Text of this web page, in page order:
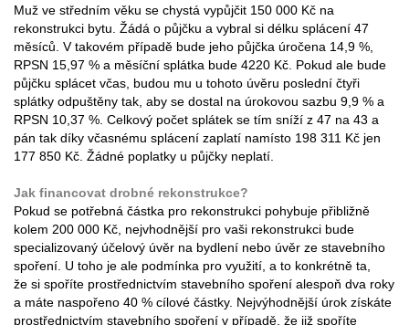
Muž ve středním věku se chystá vypůjčit 150 000 Kč na
rekonstrukci bytu. Žádá o půjčku a vybral si délku splácení 47
měsíců. V takovém případě bude jeho půjčka úročena 14,9 %,
RPSN 15,97 % a měsíční splátka bude 4220 Kč. Pokud ale bude
půjčku splácet včas, budou mu u tohoto úvěru poslední čtyři
splátky odpuštěny tak, aby se dostal na úrokovou sazbu 9,9 % a
RPSN 10,37 %. Celkový počet splátek se tím sníží z 47 na 43 a
pán tak díky včasnému splácení zaplatí namísto 198 311 Kč jen
177 850 Kč. Žádné poplatky u půjčky neplatí.
Jak financovat drobné rekonstrukce?
Pokud se potřebná částka pro rekonstrukci pohybuje přibližně
kolem 200 000 Kč, nejvhodnější pro vaši rekonstrukci bude
specializovaný účelový úvěr na bydlení nebo úvěr ze stavebního
spoření. U toho je ale podmínka pro využití, a to konkrétně ta,
že si spoříte prostřednictvím stavebního spoření alespoň dva roky
a máte naspořeno 40 % cílové částky. Nejvýhodnější úrok získáte
prostřednictvím stavebního spoření v případě, že již spoříte